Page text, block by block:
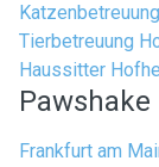
Tierbetreuung
Haussitter
Frankfurt am